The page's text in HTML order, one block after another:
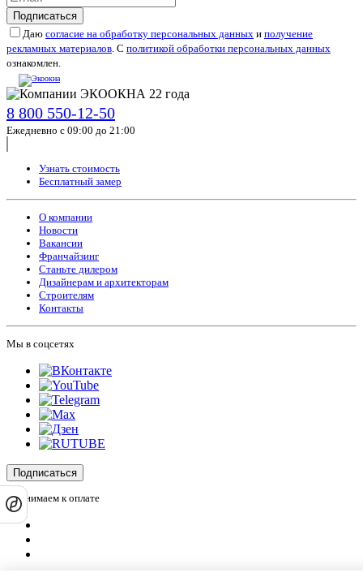
Подписаться
Даю согласие на обработку персональных данных и получение
рекламных материалов. С политикой обработки персональных данных
ознакомлен.
8 800 550-12-50
Ежедневно с 09:00 до 21:00
Узнать стоимость
Бесплатный замер
О компании
Новости
Вакансии
Франчайзинг
Станьте дилером
Дизайнерам и архитекторам
Строителям
Контакты
Мы в соцсетях
Подписаться
Принимаем к оплате